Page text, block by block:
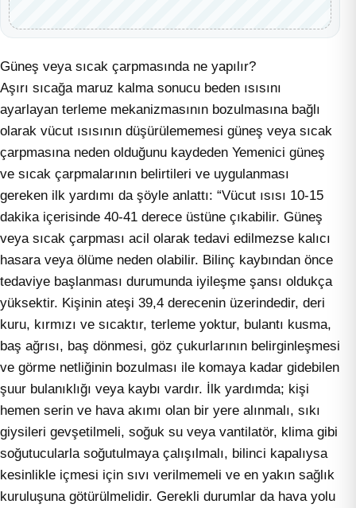
Güneş veya sıcak çarpmasında ne yapılır?
Aşırı sıcağa maruz kalma sonucu beden ısısını
ayarlayan terleme mekanizmasının bozulmasına bağlı
olarak vücut ısısının düşürülememesi güneş veya sıcak
çarpmasına neden olduğunu kaydeden Yemenici güneş
ve sıcak çarpmalarının belirtileri ve uygulanması
gereken ilk yardımı da şöyle anlattı: “Vücut ısısı 10-15
dakika içerisinde 40-41 derece üstüne çıkabilir. Güneş
veya sıcak çarpması acil olarak tedavi edilmezse kalıcı
hasara veya ölüme neden olabilir. Bilinç kaybından önce
tedaviye başlanması durumunda iyileşme şansı oldukça
yüksektir. Kişinin ateşi 39,4 derecenin üzerindedir, deri
kuru, kırmızı ve sıcaktır, terleme yoktur, bulantı kusma,
baş ağrısı, baş dönmesi, göz çukurlarının belirginleşmesi
ve görme netliğinin bozulması ile komaya kadar gidebilen
şuur bulanıklığı veya kaybı vardır. İlk yardımda; kişi
hemen serin ve hava akımı olan bir yere alınmalı, sıkı
giysileri gevşetilmeli, soğuk su veya vantilatör, klima gibi
soğutucularla soğutulmaya çalışılmalı, bilinci kapalıysa
kesinlikle içmesi için sıvı verilmemeli ve en yakın sağlık
kuruluşuna götürülmelidir. Gerekli durumlar da hava yolu